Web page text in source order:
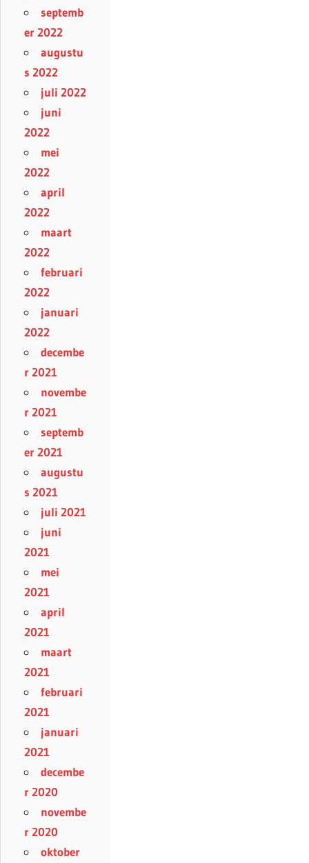
septemb
er 2022
augustu
s 2022
juli 2022
juni
2022
mei
2022
april
2022
maart
2022
februari
2022
januari
2022
decembe
r 2021
novembe
r 2021
septemb
er 2021
augustu
s 2021
juli 2021
juni
2021
mei
2021
april
2021
maart
2021
februari
2021
januari
2021
decembe
r 2020
novembe
r 2020
oktober